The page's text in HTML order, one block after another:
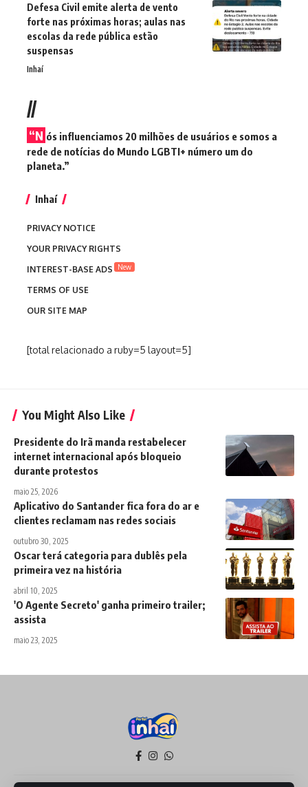
Defesa Civil emite alerta de vento
forte nas próximas horas; aulas nas
escolas da rede pública estão
suspensas
Inhaí
//
“N ós influenciamos 20 milhões de usuários e somos a
rede de notícias do Mundo LGBTI+ número um do
planeta.”
Inhaí
PRIVACY NOTICE
YOUR PRIVACY RIGHTS
INTEREST-BASE ADS
New
TERMS OF USE
OUR SITE MAP
[total relacionado a ruby=5 layout=5]
You Might Also Like
Presidente do Irã manda restabelecer
internet internacional após bloqueio
durante protestos
maio 25, 2026
Aplicativo do Santander fica fora do ar e
clientes reclamam nas redes sociais
outubro 30, 2025
Oscar terá categoria para dublês pela
primeira vez na história
abril 10, 2025
'O Agente Secreto' ganha primeiro trailer;
assista
maio 23, 2025